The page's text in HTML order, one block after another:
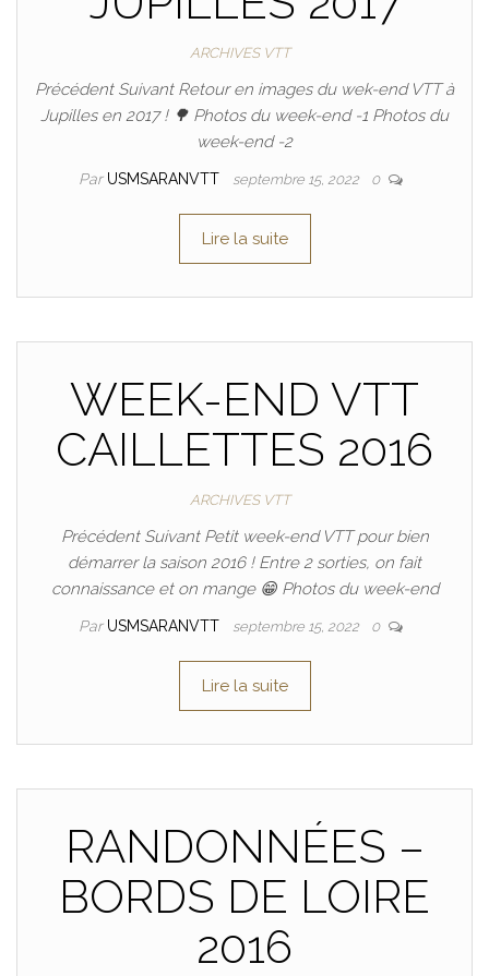
ARCHIVES VTT
Précédent Suivant Retour en images du wek-end VTT à
Jupilles en 2017 ! 🌳 Photos du week-end -1 Photos du
week-end -2
Par USMSARANVTT septembre 15, 2022 0
Lire la suite
WEEK-END VTT
CAILLETTES 2016
ARCHIVES VTT
Précédent Suivant Petit week-end VTT pour bien
démarrer la saison 2016 ! Entre 2 sorties, on fait
connaissance et on mange 😁 Photos du week-end
Par USMSARANVTT septembre 15, 2022 0
Lire la suite
RANDONNÉES –
BORDS DE LOIRE
2016